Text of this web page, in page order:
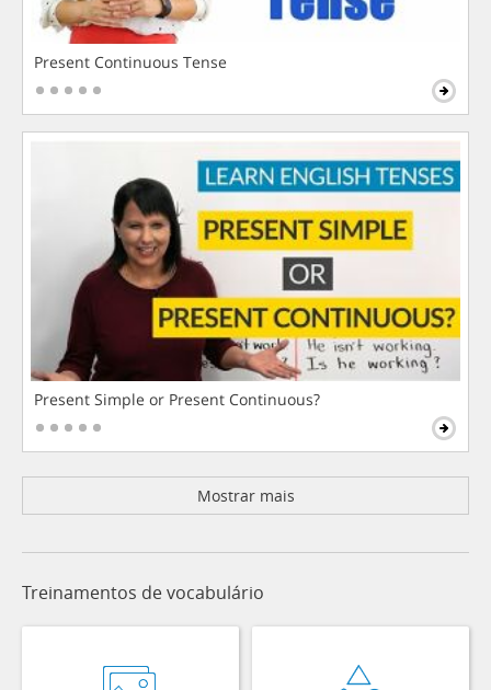
Present Continuous Tense
Present Simple or Present Continuous?
Mostrar mais
Treinamentos de vocabulário